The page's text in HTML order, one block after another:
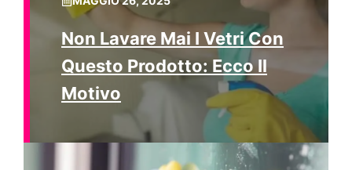
Non Lavare Mai I Vetri Con
Questo Prodotto: Ecco Il
Motivo